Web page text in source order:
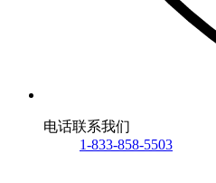
电话联系我们
1-833-858-5503